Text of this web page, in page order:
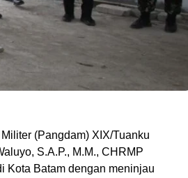
(Pangdam) XIX/Tuanku
S.A.P., M.M., CHRMP
Kota Batam dengan meninjau